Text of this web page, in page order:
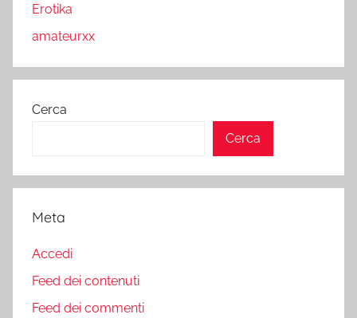
Erotika
amateurxx
Cerca
Cerca
Meta
Accedi
Feed dei contenuti
Feed dei commenti